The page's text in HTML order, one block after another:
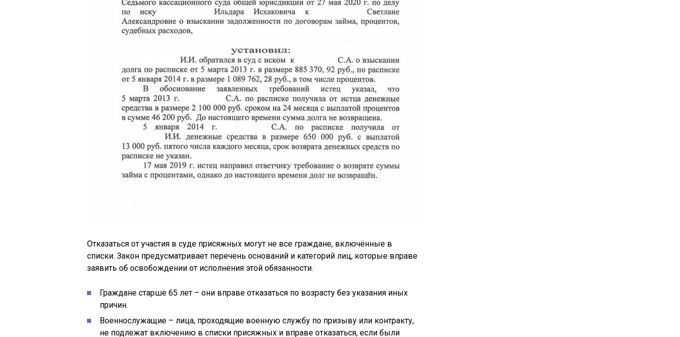
Отказаться от участия в суде присяжных могут не все граждане, включённые в
списки. Закон предусматривает перечень оснований и категорий лиц, которые вправе
заявить об освобождении от исполнения этой обязанности.
Граждане старше 65 лет – они вправе отказаться по возрасту без указания иных
причин.
Военнослужащие – лица, проходящие военную службу по призыву или контракту,
не подлежат включению в списки присяжных и вправе отказаться, если были